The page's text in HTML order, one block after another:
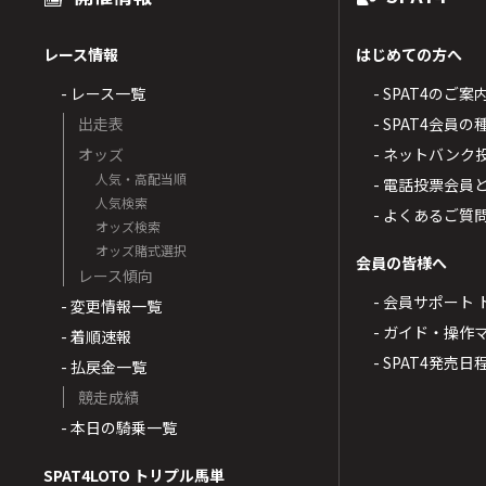
レース情報
- レース一覧
出走表
オッズ
人気・高配当順
人気検索
オッズ検索
オッズ賭式選択
レース傾向
- 変更情報一覧
- 着順速報
- 払戻金一覧
競走成績
- 本日の騎乗一覧
SPAT4LOTO トリプル馬単
はじめての方へ
- SPAT4のご案
- SPAT4会員の
- ネットバンク
- 電話投票会員
- よくあるご質
会員の皆様へ
- 会員サポート
- ガイド・操作
- SPAT4発売日